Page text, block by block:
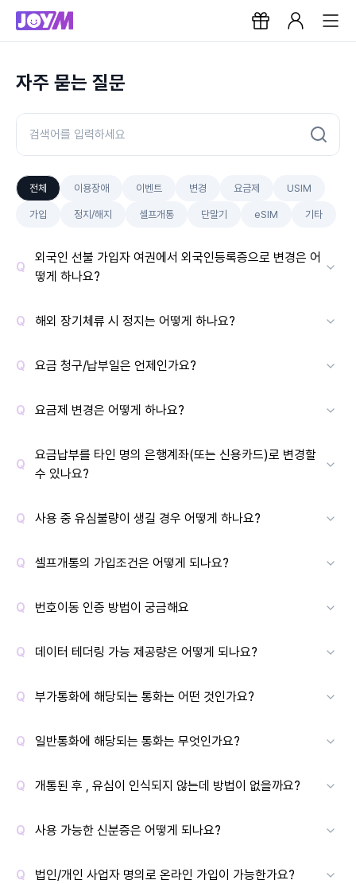
자주 묻는 질문
전체 이용장애 이벤트 변경 요금제 USIM
가입 정지/해지 셀프개통 단말기 eSIM 기타
외국인 선불 가입자 여권에서 외국인등록증으로 변경은 어
떻게 하나요?
해외 장기체류 시 정지는 어떻게 하나요?
요금 청구/납부일은 언제인가요?
요금제 변경은 어떻게 하나요?
요금납부를 타인 명의 은행계좌(또는 신용카드)로 변경할
수 있나요?
사용 중 유심불량이 생길 경우 어떻게 하나요?
셀프개통의 가입조건은 어떻게 되나요?
번호이동 인증 방법이 궁금해요
데이터 테더링 가능 제공량은 어떻게 되나요?
부가통화에 해당되는 통화는 어떤 것인가요?
일반통화에 해당되는 통화는 무엇인가요?
개통된 후 , 유심이 인식되지 않는데 방법이 없을까요?
사용 가능한 신분증은 어떻게 되나요?
법인/개인 사업자 명의로 온라인 가입이 가능한가요?